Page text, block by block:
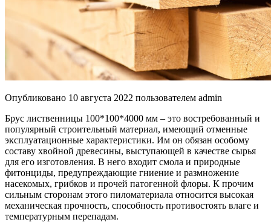
Опубликовано 10 августа 2022 пользователем admin
Брус лиственницы 100*100*4000 мм – это востребованный и
популярный строительный материал, имеющий отменные
эксплуатационные характеристики. Им он обязан особому
составу хвойной древесины, выступающей в качестве сырья
для его изготовления. В него входит смола и природные
фитонциды, предупреждающие гниение и размножение
насекомых, грибков и прочей патогенной флоры. К прочим
сильным сторонам этого пиломатериала относится высокая
механическая прочность, способность противостоять влаге и
температурным перепадам.